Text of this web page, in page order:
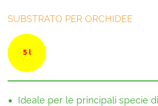
SUBSTRATO PER ORCHIDEE
5 l
Ideale per le principali specie